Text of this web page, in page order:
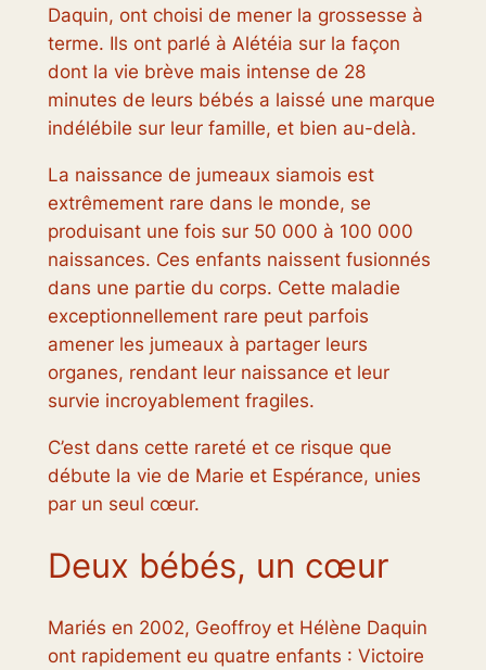
Daquin, ont choisi de mener la grossesse à
terme. Ils ont parlé à Alétéia sur la façon
dont la vie brève mais intense de 28
minutes de leurs bébés a laissé une marque
indélébile sur leur famille, et bien au-delà.
La naissance de jumeaux siamois est
extrêmement rare dans le monde, se
produisant une fois sur 50 000 à 100 000
naissances. Ces enfants naissent fusionnés
dans une partie du corps. Cette maladie
exceptionnellement rare peut parfois
amener les jumeaux à partager leurs
organes, rendant leur naissance et leur
survie incroyablement fragiles.
C’est dans cette rareté et ce risque que
débute la vie de Marie et Espérance, unies
par un seul cœur.
Deux bébés, un cœur
Mariés en 2002, Geoffroy et Hélène Daquin
ont rapidement eu quatre enfants : Victoire